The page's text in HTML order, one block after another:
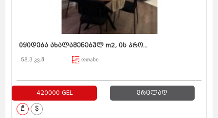
იყიდება ახალაშენებულ m2, ის პრო...
58.3 კვ.მ ოთახი
420000 GEL ვრცლად
₾ $